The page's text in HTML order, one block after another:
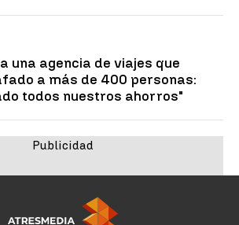
una agencia de viajes que
a más de 400 personas:
todos nuestros ahorros"